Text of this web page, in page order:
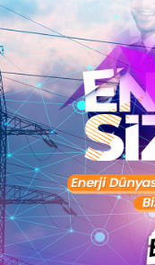
Yetenek Testleri
İşveren
Toptalent Marka ve İnsan
Olarak 11 / 11 / 2024 - 10 / 11
Kurumu tarafından 05.11.2024
göstermektedir.Toptalent İş